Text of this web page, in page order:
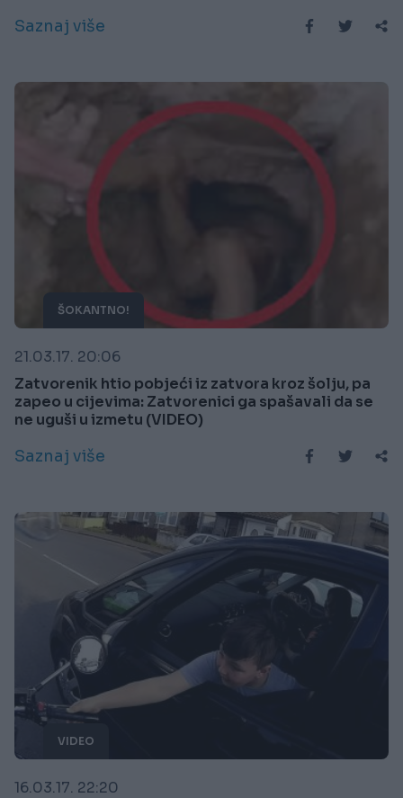
Saznaj više
ŠOKANTNO!
21.03.17. 20:06
Zatvorenik htio pobjeći iz zatvora kroz šolju, pa
zapeo u cijevima: Zatvorenici ga spašavali da se
ne uguši u izmetu (VIDEO)
Saznaj više
VIDEO
16.03.17. 22:20